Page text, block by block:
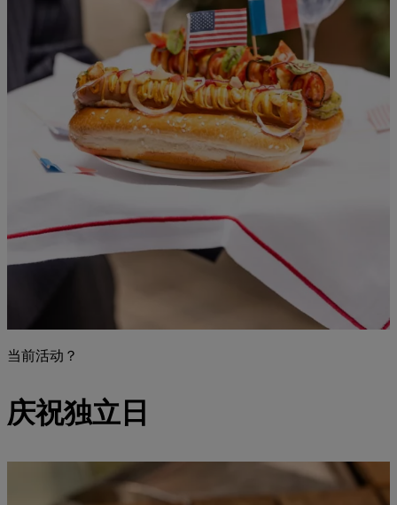
当前活动？
庆祝独立日